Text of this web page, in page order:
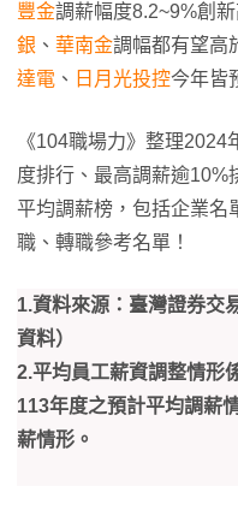
豐金調薪幅度8.2~9%創
銀 、 華南金調幅都有望高
達電 、 日月光投控今年皆
《104職場力》整理
度排行、最高調薪逾10%
平均調薪榜，包括企業名
職、轉職參考名單！
1.資料來源：臺灣證券交
資料）
2.平均員工薪資調整情形
113年度之預計平均調薪
薪情形。